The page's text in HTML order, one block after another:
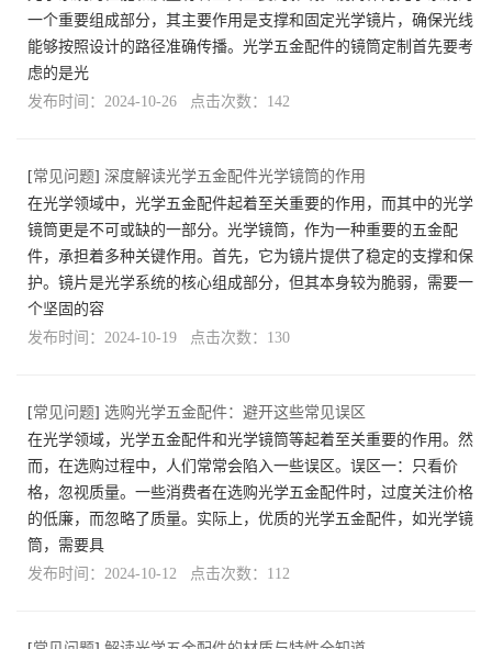
一个重要组成部分，其主要作用是支撑和固定光学镜片，确保光线
能够按照设计的路径准确传播。光学五金配件的镜筒定制首先要考
虑的是光
发布时间：2024-10-26 点击次数：142
[常见问题] 深度解读光学五金配件光学镜筒的作用
在光学领域中，光学五金配件起着至关重要的作用，而其中的光学
镜筒更是不可或缺的一部分。光学镜筒，作为一种重要的五金配
件，承担着多种关键作用。首先，它为镜片提供了稳定的支撑和保
护。镜片是光学系统的核心组成部分，但其本身较为脆弱，需要一
个坚固的容
发布时间：2024-10-19 点击次数：130
[常见问题] 选购光学五金配件：避开这些常见误区
在光学领域，光学五金配件和光学镜筒等起着至关重要的作用。然
而，在选购过程中，人们常常会陷入一些误区。误区一：只看价
格，忽视质量。一些消费者在选购光学五金配件时，过度关注价格
的低廉，而忽略了质量。实际上，优质的光学五金配件，如光学镜
筒，需要具
发布时间：2024-10-12 点击次数：112